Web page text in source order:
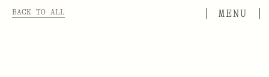
BACK TO ALL